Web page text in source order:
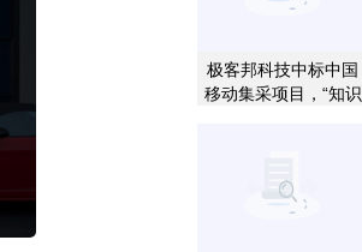
极客邦科技中标中国
移动集采项目，“知识